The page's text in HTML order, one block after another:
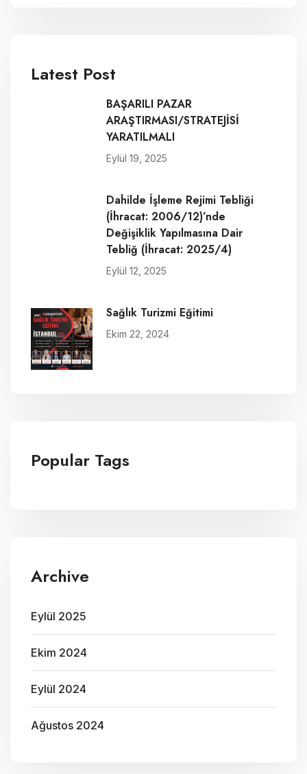
Latest Post
BAŞARILI PAZAR
ARAŞTIRMASI/STRATEJİSİ
YARATILMALI
Eylül 19, 2025
Dahilde İşleme Rejimi Tebliği
(İhracat: 2006/12)’nde
Değişiklik Yapılmasına Dair
Tebliğ (İhracat: 2025/4)
Eylül 12, 2025
Sağlık Turizmi Eğitimi
Ekim 22, 2024
Popular Tags
Archive
Eylül 2025
Ekim 2024
Eylül 2024
Ağustos 2024